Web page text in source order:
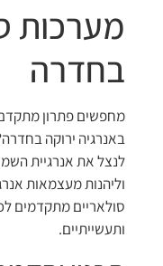
מערכות
בחדרה
מחפשים פתרון
באנרגיה ירוקה
לנצל את אנרגיית
וליהנות מעצמאות
סולאריים מתקדמים
ותעשייתיים.